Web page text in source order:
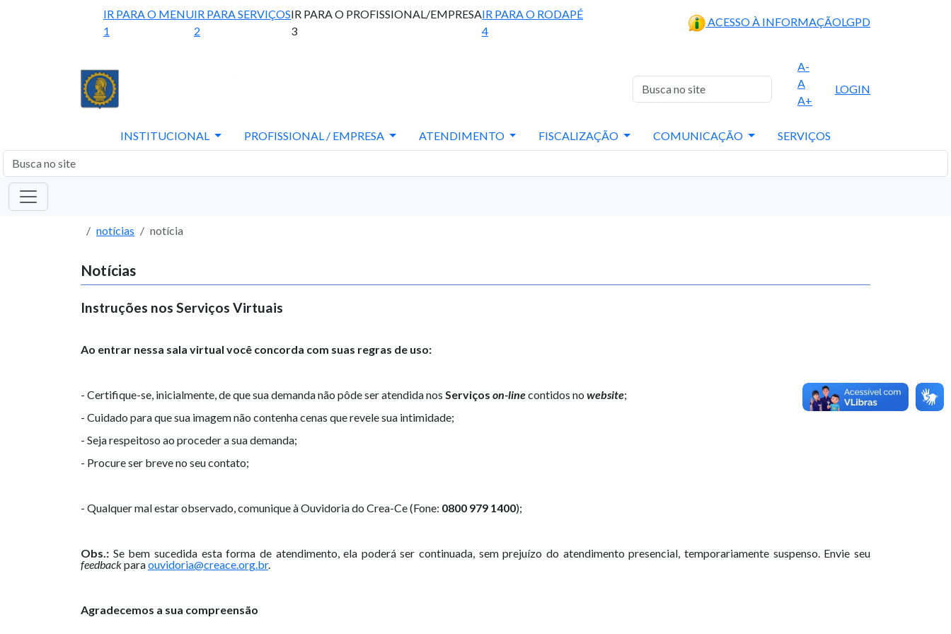
IR PARA O MENU
1
IR PARA SERVIÇOS
2
IR PARA O PROFISSIONAL/EMPRESA
3
IR PARA O RODAPÉ
4
ACESSO À INFORMAÇÃOLGPD
A-
A
A+
LOGIN
INSTITUCIONAL PROFISSIONAL / EMPRESA ATENDIMENTO FISCALIZAÇÃO COMUNICAÇÃO SERVIÇOS
notícias notícia
Notícias
Instruções nos Serviços Virtuais
Ao entrar nessa sala virtual você concorda com suas regras de uso:
- Certifique-se, inicialmente, de que sua demanda não pôde ser atendida nos Serviços on-linecontidos no website;
- Cuidado para que sua imagem não contenha cenas que revele sua intimidade;
- Seja respeitoso ao proceder a sua demanda;
- Procure ser breve no seu contato;
- Qualquer mal estar observado, comunique à Ouvidoria do Crea-Ce (Fone: 0800 979 1400);
Obs.: Se bem sucedida esta forma de atendimento, ela poderá ser continuada, sem prejuízo do atendimento presencial, temporariamente suspenso. Envie seu
feedbackparaouvidoria@creace.org.br.
Agradecemos a sua compreensão